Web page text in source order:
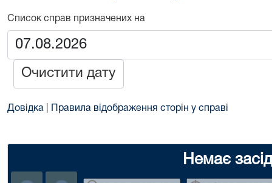
Список справ призначених на
Очистити дату
Довідка Правила відображення сторін у справі
Немає